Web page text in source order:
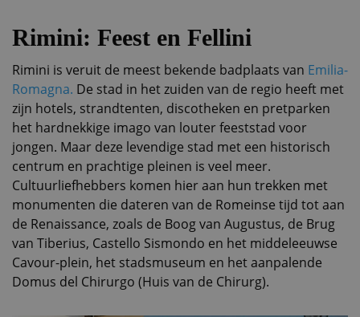
Rimini: Feest en Fellini
Rimini is veruit de meest bekende badplaats van Emilia-
Romagna. De stad in het zuiden van de regio heeft met
zijn hotels, strandtenten, discotheken en pretparken
het hardnekkige imago van louter feeststad voor
jongen. Maar deze levendige stad met een historisch
centrum en prachtige pleinen is veel meer.
Cultuurliefhebbers komen hier aan hun trekken met
monumenten die dateren van de Romeinse tijd tot aan
de Renaissance, zoals de Boog van Augustus, de Brug
van Tiberius, Castello Sismondo en het middeleeuwse
Cavour-plein, het stadsmuseum en het aanpalende
Domus del Chirurgo (Huis van de Chirurg).